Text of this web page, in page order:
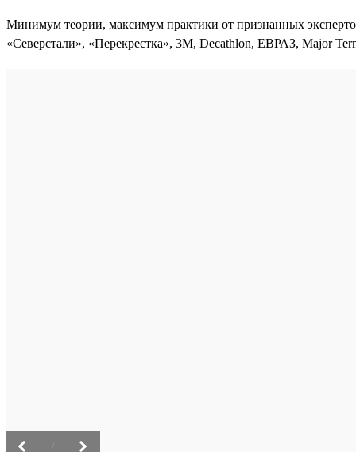
Минимум теории, максимум практики от признанных
«Северстали», «Перекрестка», 3М, Decathlon, ЕВРАЗ, Major